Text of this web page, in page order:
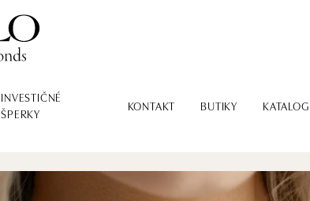
INVESTIČNÉ
ŠPERKY
KONTAKT BUTIKY KATALOG